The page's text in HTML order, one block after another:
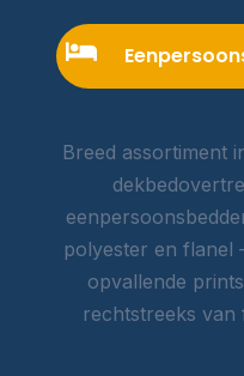
Breed assortiment
polyester en
opvallende
rechtstreeks van